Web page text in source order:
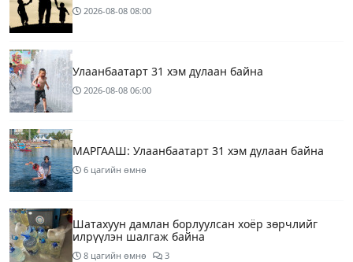
2026-08-08 08:00
Улаанбаатарт 31 хэм дулаан байна
2026-08-08 06:00
МАРГААШ: Улаанбаатарт 31 хэм дулаан байна
6 цагийн өмнө
Шатахуун дамлан борлуулсан хоёр зөрчлийг
илрүүлэн шалгаж байна
8 цагийн өмнө 3